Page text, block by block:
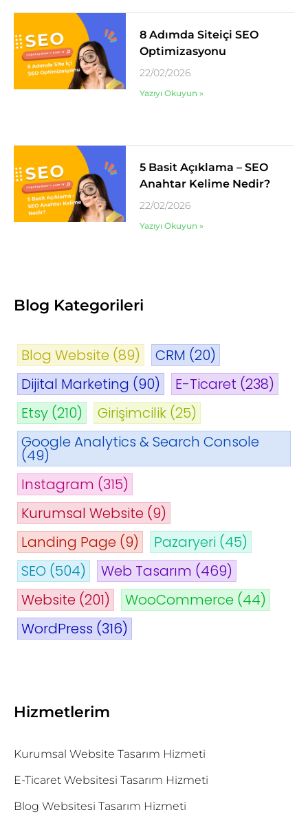
8 Adımda Siteiçi SEO
Optimizasyonu
22/02/2026
Yazıyı Okuyun »
5 Basit Açıklama – SEO
Anahtar Kelime Nedir?
22/02/2026
Yazıyı Okuyun »
Blog Kategorileri
Blog Website (89) CRM (20)
Dijital Marketing (90) E-Ticaret (238)
Etsy (210) Girişimcilik (25)
Google Analytics & Search Console
(49)
Instagram (315)
Kurumsal Website (9)
Landing Page (9) Pazaryeri (45)
SEO (504) Web Tasarım (469)
Website (201) WooCommerce (44)
WordPress (316)
Hizmetlerim
Kurumsal Website Tasarım Hizmeti
E-Ticaret Websitesi Tasarım Hizmeti
Blog Websitesi Tasarım Hizmeti